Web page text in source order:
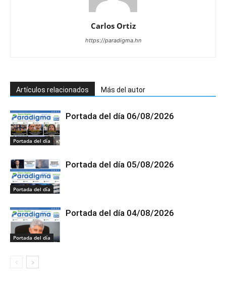
Carlos Ortiz
https://paradigma.hn
Artículos relacionados Más del autor
Portada del día
Portada del día 06/08/2026
Portada del día
Portada del día 05/08/2026
Portada del día
Portada del día 04/08/2026